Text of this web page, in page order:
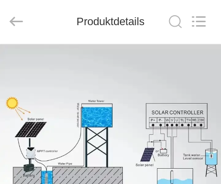
VIDEOS
ÜBER
UNS
Produktdetails